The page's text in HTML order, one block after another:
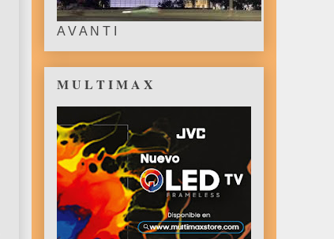
A V A N T I
M U L T I M A X